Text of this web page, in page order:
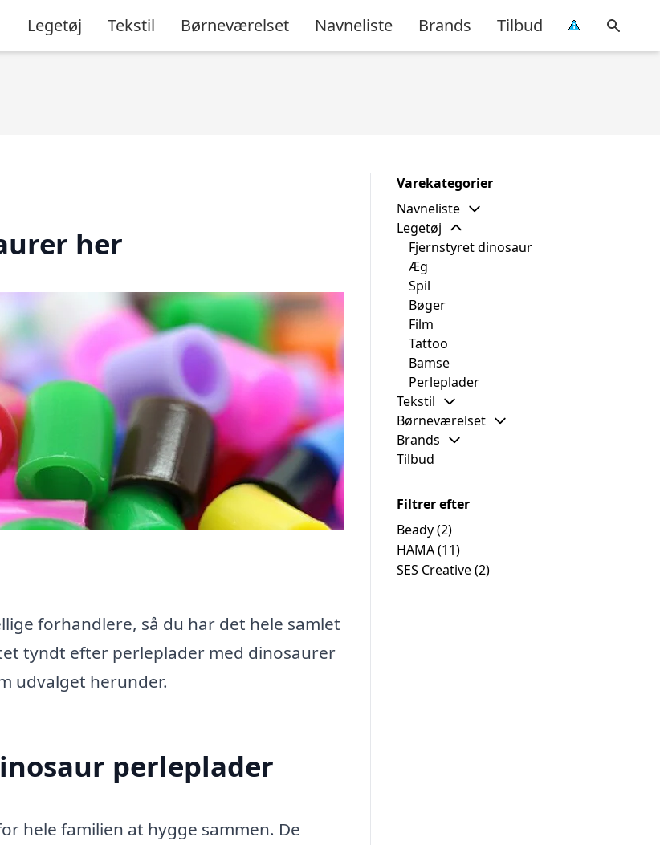
Legetøj Tekstil Børneværelset Navneliste Brands Tilbud
her
forhandlere, så du har det hele samlet
tyndt efter perleplader med dinosaurer
udvalget herunder.
perleplader
hele familien at hygge sammen. De
Varekategorier
Navneliste
Legetøj
Fjernstyret dinosaur
Æg
Spil
Bøger
Film
Tattoo
Bamse
Perleplader
Tekstil
Børneværelset
Brands
Tilbud
Filtrer efter
Beady(2)
HAMA(11)
SES Creative(2)